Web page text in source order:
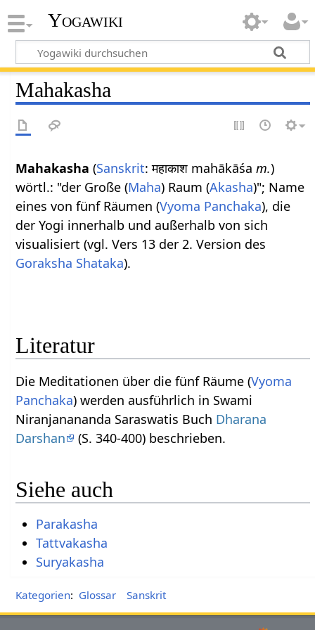
Yogawiki
Mahakasha
Mahakasha (Sanskrit: महाकाश mahākāśam.)
wörtl.: "der Große (Maha) Raum (Akasha)"; Name
eines von fünf Räumen (Vyoma Panchaka), die
der Yogi innerhalb und außerhalb von sich
visualisiert (vgl. Vers 13 der 2. Version des
Goraksha Shataka).
Literatur
Die Meditationen über die fünf Räume (Vyoma
Panchaka) werden ausführlich in Swami
Niranjanananda Saraswatis Buch Dharana
Darshan
(S. 340-400) beschrieben.
Siehe auch
Parakasha
Tattvakasha
Suryakasha
Kategorien: Glossar Sanskrit